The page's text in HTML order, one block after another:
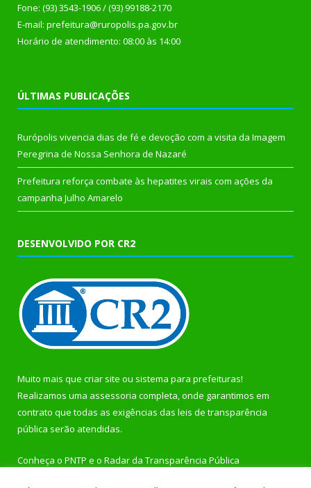
Fone: (93) 3543-1906 / (93) 99188-2170
E-mail: prefeitura@ruropolis.pa.gov.br
Horário de atendimento: 08:00 às 14:00
ÚLTIMAS PUBLICAÇÕES
Rurópolis vivencia dias de fé e devoção com a visita da Imagem
Peregrina de Nossa Senhora de Nazaré
Prefeitura reforça combate às hepatites virais com ações da
campanha Julho Amarelo
DESENVOLVIDO POR CR2
Muito mais que criar site ou sistema para prefeituras!
Realizamos uma assessoria completa, onde garantimos em
contrato que todas as exigências das leis de transparência
pública serão atendidas.
Conheça o PNTP e o Radar da Transparência Pública